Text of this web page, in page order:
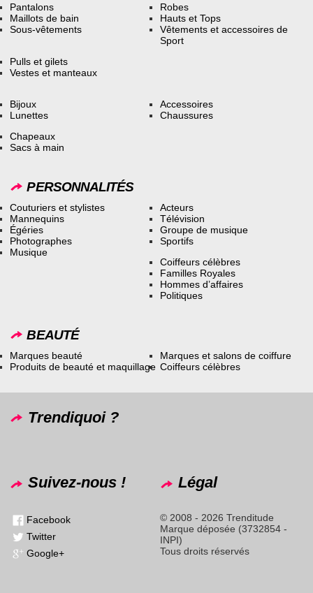
Pantalons
Maillots de bain
Sous-vêtements
Robes
Hauts et Tops
Vêtements et accessoires de
Sport
Pulls et gilets
Vestes et manteaux
Bijoux
Lunettes
Accessoires
Chaussures
Chapeaux
Sacs à main
PERSONNALITÉS
Couturiers et stylistes
Mannequins
Égéries
Photographes
Musique
Acteurs
Télévision
Groupe de musique
Sportifs
Coiffeurs célèbres
Familles Royales
Hommes d’affaires
Politiques
BEAUTÉ
Marques beauté
Produits de beauté et maquillage
Marques et salons de coiffure
Coiffeurs célèbres
Trendiquoi ?
Suivez-nous !
Facebook
Twitter
Google+
Légal
© 2008 - 2026 Trenditude
Marque déposée (3732854 -
INPI)
Tous droits réservés